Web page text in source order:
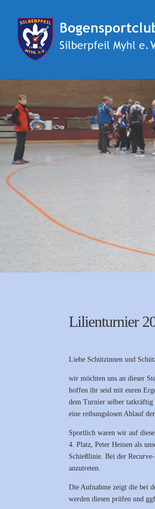
Lilienturnier
Liebe Schützinnen und
wir möchten uns an dieser
hoffen ihr seid mit euren
dem Turnier selber tatkräftig
eine reibungslosen Ablauf
Sportlich waren wir auf
4. Platz, Peter Heinen als
Schießlinie. Bei der
anzutreten.
Die Aufnahme zeigt die bei
werden diesen prüfen und